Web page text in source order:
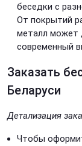
беседки с
От покрытий
металл может
современный
Заказать
Беларуси
Детализация
Чтобы